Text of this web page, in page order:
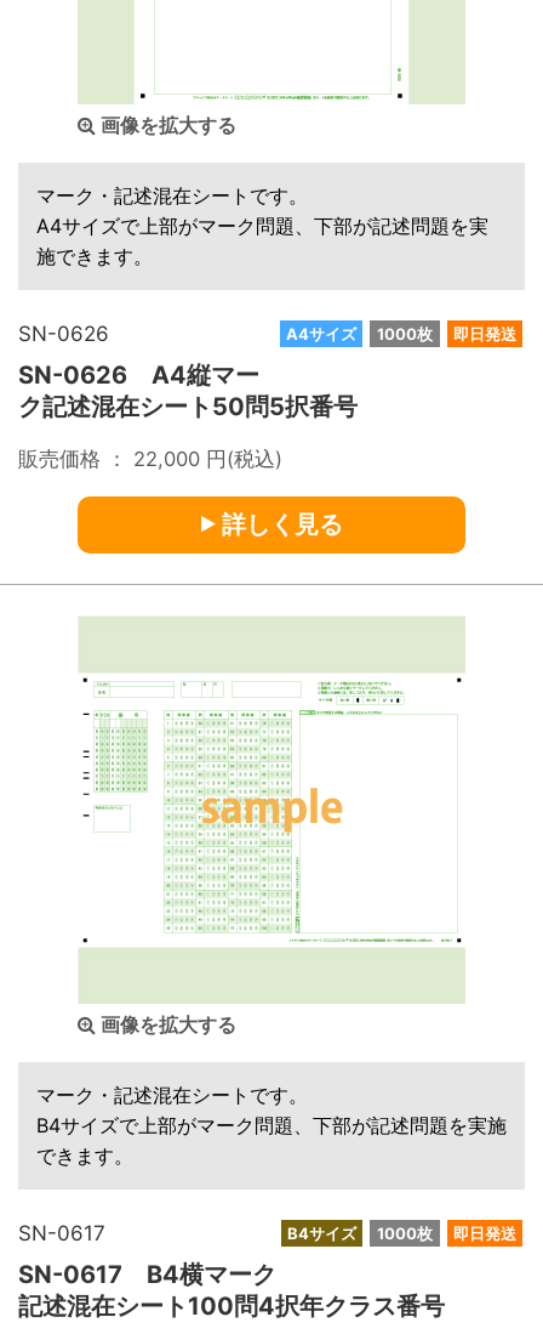
画像を拡大する
マーク・記述混在シートです。
A4サイズで上部がマーク問題、下部が記述問題を実
施できます。
A4サイズ 1000枚 即日発送
SN-0626
SN-0626 A4縦マー
ク記述混在シート50問5択番号
販売価格 ： 22,000 円(税込)
詳しく見る
画像を拡大する
マーク・記述混在シートです。
B4サイズで上部がマーク問題、下部が記述問題を実施
できます。
B4サイズ 1000枚 即日発送
SN-0617
SN-0617 B4横マーク
記述混在シート100問4択年クラス番号